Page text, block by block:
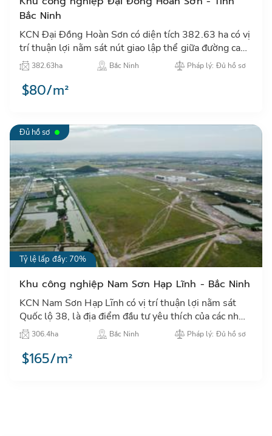
Bắc Ninh
KCN Đại Đồng Hoàn Sơn có diện tích 382.63 ha có vị
trí thuận lợi nằm sát nút giao lập thể giữa đường cao
tốc Hà Nội-Lạng Sơn và đường tỉnh lộ 295…
382.63ha Bắc Ninh Pháp lý: Đủ hồ sơ
$80/m²
Đủ hồ sơ
Tỷ lệ lấp đầy: 70%
Khu công nghiệp Nam Sơn Hạp Lĩnh - Bắc Ninh
KCN Nam Sơn Hạp Lĩnh có vị trí thuận lợi nằm sát
Quốc lộ 38, là địa điểm đầu tư yêu thích của các nhà
đầu tư lớn trong và ngoài nước.…
306.4ha Bắc Ninh Pháp lý: Đủ hồ sơ
$165/m²